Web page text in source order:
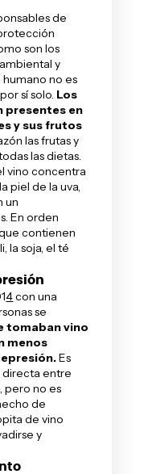
de
son los
y
no es
sí solo. Los
presentes en
y sus frutos
las frutas y
las dietas.
vino concentra
piel de la uva,
un
En orden
contienen
la soja, el té
4con una
se
tomaban vino
menos
Es
directa entre
pero no es
de
de vino
y